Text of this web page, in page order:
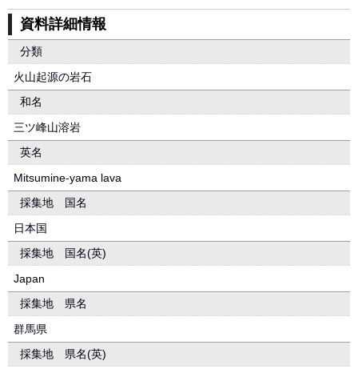
資料詳細情報
分類
火山起源の岩石
和名
三ツ峰山溶岩
英名
Mitsumine-yama lava
採集地 国名
日本国
採集地 国名(英)
Japan
採集地 県名
群馬県
採集地 県名(英)